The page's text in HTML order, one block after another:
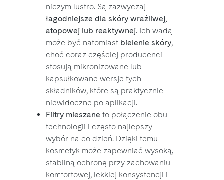
niczym lustro. Są zazwyczaj
łagodniejsze dla skóry wrażliwej,
atopowej lub reaktywnej. Ich wadą
może być natomiast bielenie skóry,
choć coraz częściej producenci
stosują mikronizowane lub
kapsułkowane wersje tych
składników, które są praktycznie
niewidoczne po aplikacji.
Filtry mieszane to połączenie obu
technologii i często najlepszy
wybór na co dzień. Dzięki temu
kosmetyk może zapewniać wysoką,
stabilną ochronę przy zachowaniu
komfortowej, lekkiej konsystencji i